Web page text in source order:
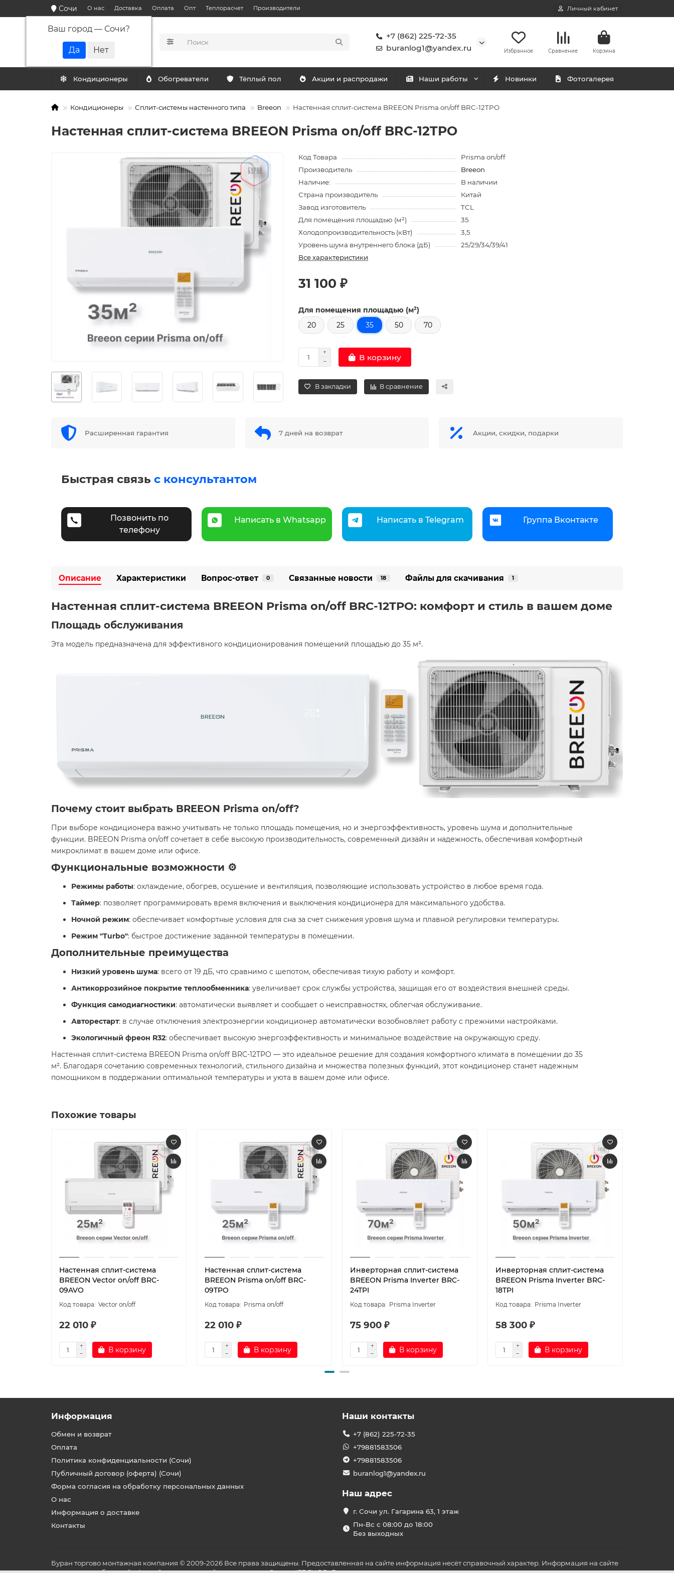
Сочи
Ваш город — Сочи?
О нас Доставка Оплата Опт Теплорасчет Производители Личный кабинет
+7 (862) 225-72-35
buranlog1@yandex.ru
Избранное Сравнение Корзина
Кондиционеры Обогреватели Тёплый пол Акции и распродажи Наши работы Новинки Фотогалерея
Кондиционеры Сплит-системы настенного типа Breeon Настенная сплит-система BREEON Prisma on/off BRC-12TPO
Настенная сплит-система BREEON Prisma on/off BRC-12TPO
Код Товара
Prisma on/off
Производитель
Breeon
Наличие:
В наличии
Страна производитель
Китай
Завод изготовитель
TCL
Для помещения площадью (м²)
35
Холодопроизводительность (кВт)
3,5
Уровень шума внутреннего блока (дБ)
25/29/34/39/41
Все характеристики
31 100 ₽
Для помещения площадью (м²)
20
25 35 50 70
В корзину
В закладки В сравнение
Расширенная гарантия 7 дней на возврат Акции, скидки, подарки
Быстрая связь с консультантом
Позвонить по
телефону
Написать в Whatsapp Написать в Telegram Группа Вконтакте
Описание Характеристики Вопрос-ответ 0 Связанные новости 18 Файлы для скачивания 1
Настенная сплит-система BREEON Prisma on/off BRC-12TPO: комфорт и стиль в вашем доме
Площадь обслуживания
Эта модель предназначена для эффективного кондиционирования помещений площадью до 35 м². ​
Почему стоит выбрать BREEON Prisma on/off?
При выборе кондиционера важно учитывать не только площадь помещения, но и энергоэффективность, уровень шума и дополнительные
функции. BREEON Prisma on/off сочетает в себе высокую производительность, современный дизайн и надежность, обеспечивая комфортный
микроклимат в вашем доме или офисе.​
Функциональные возможности ⚙️
Режимы работы: охлаждение, обогрев, осушение и вентиляция, позволяющие использовать устройство в любое время года. ​
Таймер: позволяет программировать время включения и выключения кондиционера для максимального удобства. ​
Ночной режим: обеспечивает комфортные условия для сна за счет снижения уровня шума и плавной регулировки температуры. ​
Режим "Turbo": быстрое достижение заданной температуры в помещении. ​
Дополнительные преимущества
Низкий уровень шума: всего от 19 дБ, что сравнимо с шепотом, обеспечивая тихую работу и комфорт. ​
Антикоррозийное покрытие теплообменника: увеличивает срок службы устройства, защищая его от воздействия внешней среды. ​
Функция самодиагностики: автоматически выявляет и сообщает о неисправностях, облегчая обслуживание. ​
Авторестарт: в случае отключения электроэнергии кондиционер автоматически возобновляет работу с прежними настройками. ​
Экологичный фреон R32: обеспечивает высокую энергоэффективность и минимальное воздействие на окружающую среду. ​
Настенная сплит-система BREEON Prisma on/off BRC-12TPO — это идеальное решение для создания комфортного климата в помещении до 35
м². Благодаря сочетанию современных технологий, стильного дизайна и множества полезных функций, этот кондиционер станет надежным
помощником в поддержании оптимальной температуры и уюта в вашем доме или офисе.
Похожие товары
Настенная сплит-система
BREEON Vector on/off BRC-
09AVO
Vector on/off
22 010 ₽
В корзину
Настенная сплит-система
BREEON Prisma on/off BRC-
09TPO
Prisma on/off
22 010 ₽
В корзину
Инверторная сплит-система
BREEON Prisma Inverter BRC-
24TPI
Prisma Inverter
75 900 ₽
В корзину
Инверторная сплит-система
BREEON Prisma Inverter BRC-
18TPI
Prisma Inverter
58 300 ₽
В корзину
Информация
Обмен и возврат
Оплата
Политика конфиденциальности (Сочи)
Публичный договор (оферта) (Сочи)
Форма согласия на обработку персональных данных
О нас
Информация о доставке
Контакты
Наши контакты
+7 (862) 225-72-35
+79881583506
+79881583506
buranlog1@yandex.ru
Наш адрес
г. Сочи ул. Гагарина 63, 1 этаж
Пн-Вс с 08:00 до 18:00
Без выходных
Буран торгово монтажная компания © 2009-2026 Все права защищены. Предоставленная на сайте информация несёт справочный характер. Информация на сайте